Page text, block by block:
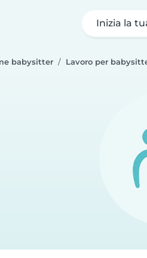
Inizia la
babysitter Lavoro per